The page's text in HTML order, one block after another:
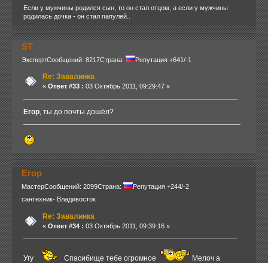
Если у мужчины родился сын, то он стал отцом, а если у мужчины
родилась дочка - он стал папулей..
ST
ЭкспертСообщений: 8217Страна: Репутация +641/-1
Re: Завалинка
« Ответ #33 : 03 Октябрь 2011, 09:29:47 »
Егор, ты до почты дошёл?
Егор
МастерСообщений: 2099Страна:
Репутация +244/-2
сантехник- Владивосток
Re: Завалинка
« Ответ #34 : 03 Октябрь 2011, 09:39:16 »
Угу Спасибище тебе огромное
Мелоч а